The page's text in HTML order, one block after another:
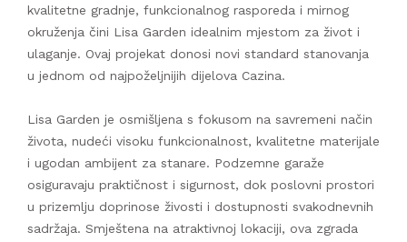
kvalitetne gradnje, funkcionalnog rasporeda i mirnog
okruženja čini Lisa Garden idealnim mjestom za život i
ulaganje. Ovaj projekat donosi novi standard stanovanja
u jednom od najpoželjnijih dijelova Cazina.
Lisa Garden je osmišljena s fokusom na savremeni način
života, nudeći visoku funkcionalnost, kvalitetne materijale
i ugodan ambijent za stanare. Podzemne garaže
osiguravaju praktičnost i sigurnost, dok poslovni prostori
u prizemlju doprinose živosti i dostupnosti svakodnevnih
sadržaja. Smještena na atraktivnoj lokaciji, ova zgrada